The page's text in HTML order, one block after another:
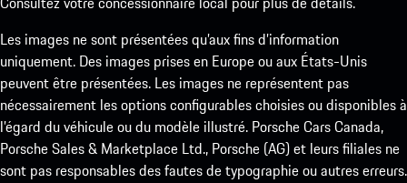
Les images ne sont présentées qu’aux fins d’information
uniquement. Des images prises en Europe ou aux États-Unis
peuvent être présentées. Les images ne représentent pas
nécessairement les options configurables choisies ou disponibles à
l’égard du véhicule ou du modèle illustré. Porsche Cars Canada,
Porsche Sales & Marketplace Ltd., Porsche (AG) et leurs filiales ne
sont pas responsables des fautes de typographie ou autres erreurs.